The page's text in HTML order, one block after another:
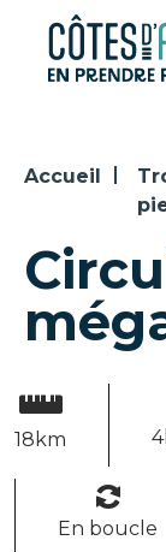
Panneau de
Accueil
18km
En boucle